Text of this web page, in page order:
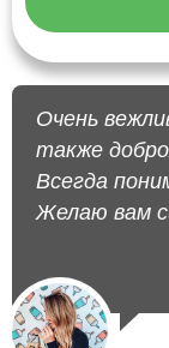
Очень
также
Всегда
Желаю вам